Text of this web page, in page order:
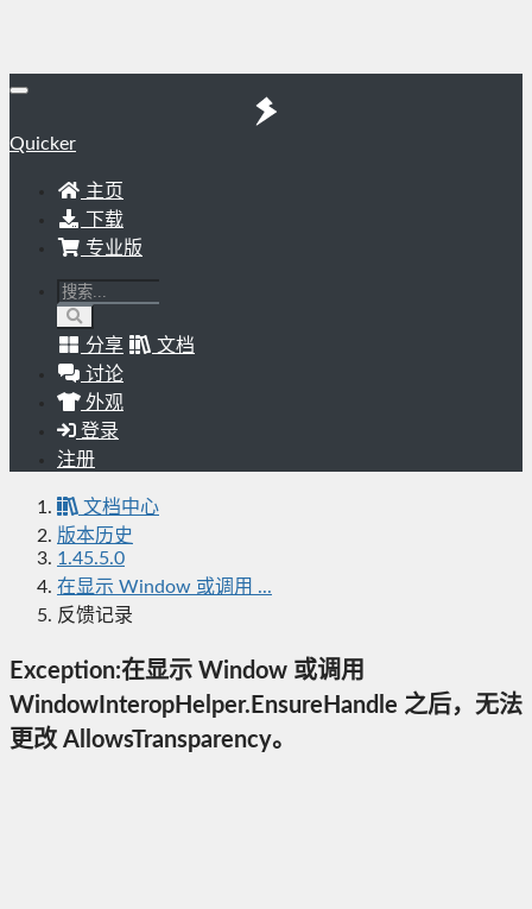
Quicker
主页
下载
专业版
分享
文档
讨论
外观
登录
注册
文档中心
版本历史
1.45.5.0
在显示 Window 或调用 ...
反馈记录
Exception:在显示 Window 或调用
WindowInteropHelper.EnsureHandle 之后，无法
更改 AllowsTransparency。